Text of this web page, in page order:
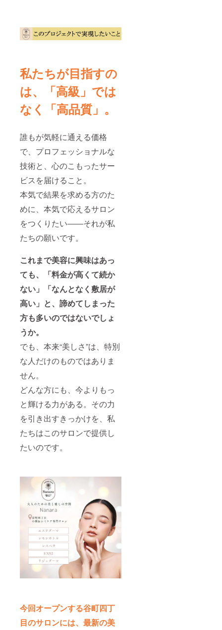
私たちが目指すの
は、「高級」では
なく「高品質」。
誰もが気軽に通える価格
で、プロフェッショナルな
技術と、心のこもったサー
ビスを届けること。
本気で結果を求める方のた
めに、本気で応えるサロン
をつくりたい――それが私
たちの願いです。
これまで美容に興味はあっ
ても、「料金が高くて続か
ない」「なんとなく敷居が
高い」と、諦めてしまった
方も多いのではないでしょ
うか。
でも、本来“美しさ”は、特別
な人だけのものではありま
せん。
どんな方にも、今よりもっ
と輝ける力がある。その力
を引き出すきっかけを、私
たちはこのサロンで提供し
たいのです。
今回オープンする谷町四丁
目のサロンには、最新の美